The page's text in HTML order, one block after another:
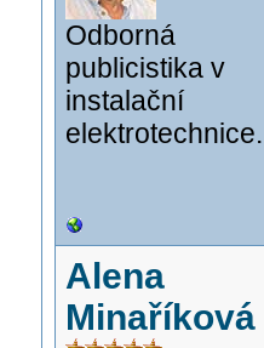
Odborná
publicistika v
instalační
elektrotechnice.
Alena
Minaříková